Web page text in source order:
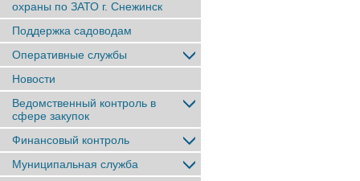
охраны по ЗАТО г. Снежинск
Поддержка садоводам
Оперативные службы
Новости
Ведомственный контроль в
сфере закупок
Финансовый контроль
Муниципальная служба